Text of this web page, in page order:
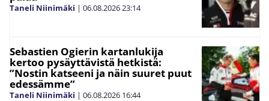
Taneli Niinimäki | 06.08.202623:14
Sebastien Ogierin kartanlukija
kertoo pysäyttävistä hetkistä:
”Nostin katseeni ja näin suuret puut
edessämme”
Taneli Niinimäki | 06.08.2026 16:44